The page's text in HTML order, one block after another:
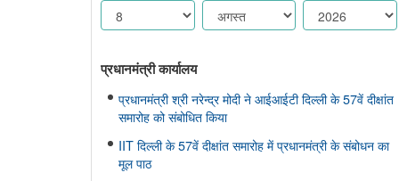
प्रधानमंत्री कार्यालय
प्रधानमंत्री श्री नरेन्द्र मोदी ने आईआईटी दिल्ली के 57वें दीक्षांत
समारोह को संबोधित किया
IIT दिल्ली के 57वें दीक्षांत समारोह में प्रधानमंत्री के संबोधन का
मूल पाठ